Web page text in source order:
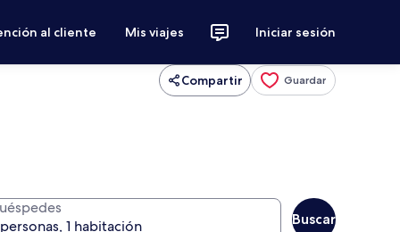
al cliente Mis viajes Iniciar sesión
Compartir Guardar
Buscar